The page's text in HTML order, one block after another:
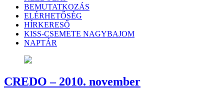
BEMUTATKOZÁS
ELÉRHETŐSÉG
HÍRKERESŐ
KISS-CSEMETE NAGYBAJOM
NAPTÁR
CREDO – 2010. november